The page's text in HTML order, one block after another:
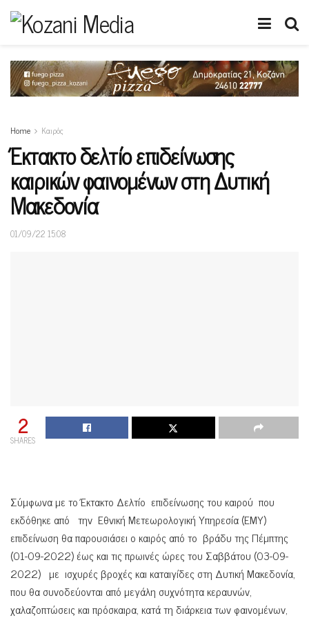
Home Καιρός
Έκτακτο δελτίο επιδείνωσης
καιρικών φαινομένων στη Δυτική
Μακεδονία
01/09/22 15:08
2
SHARES
Σύμφωνα με το Έκτακτο Δελτίο επιδείνωσης του καιρού που
εκδόθηκε από την Εθνική Μετεωρολογική Υπηρεσία (ΕΜΥ)
επιδείνωση θα παρουσιάσει ο καιρός από το βράδυ της Πέμπτης
(01-09-2022) έως και τις πρωινές ώρες του Σαββάτου (03-09-
2022) με ισχυρές βροχές και καταιγίδες στη Δυτική Μακεδονία,
που θα συνοδεύονται από μεγάλη συχνότητα κεραυνών,
χαλαζοπτώσεις και πρόσκαιρα, κατά τη διάρκεια των φαινομένων,